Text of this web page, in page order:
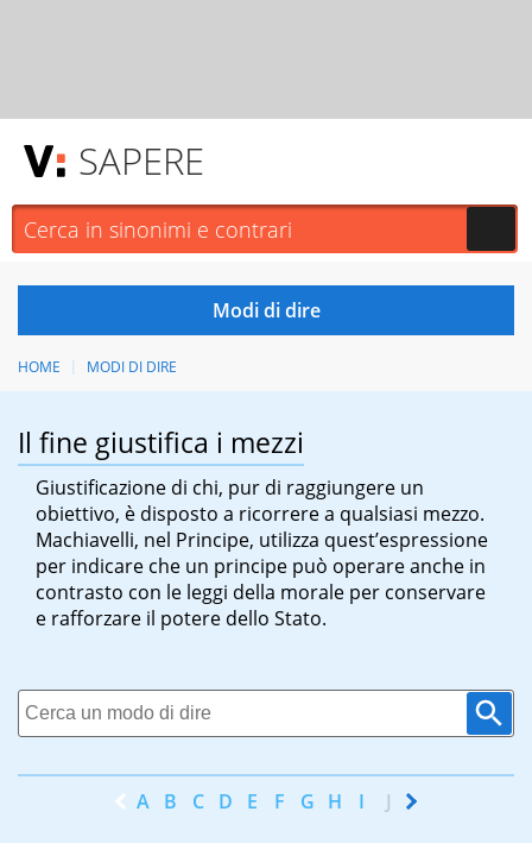
SAPERE
HOME MODI DI DIRE
Il fine giustifica i mezzi
Giustificazione di chi, pur di raggiungere un
obiettivo, è disposto a ricorrere a qualsiasi mezzo.
Machiavelli, nel Principe, utilizza quest’espressione
per indicare che un principe può operare anche in
contrasto con le leggi della morale per conservare
e rafforzare il potere dello Stato.
A B C D E F G H I J K